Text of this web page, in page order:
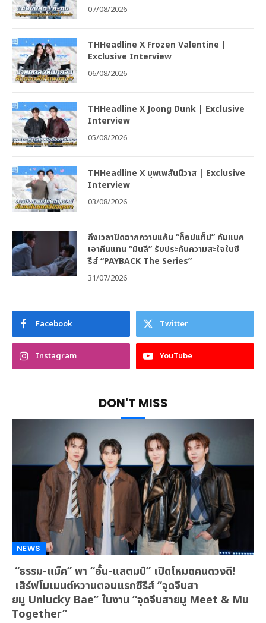
07/08/2026
THHeadline X Frozen Valentine |
Exclusive Interview
06/08/2026
THHeadline X Joong Dunk | Exclusive
Interview
05/08/2026
THHeadline X บุพเพสันนิวาส | Exclusive
Interview
03/08/2026
ถึงเวลาปิดฉากความแค้น “ท็อปแท็ป” คัมแบค
เอาคืนแทน “มินลี” รับประกันความสะใจในซี
รีส์ “PAYBACK The Series”
31/07/2026
Facebook Twitter
Instagram YouTube
DON'T MISS
NEWS
“ธรรม-แม็ค” พา “อั๋น-แสตมป์” เปิดโหมดคนดวงดี!
เสิร์ฟโมเมนต์หวานตอนแรกซีรีส์ “จุดจีบสา
ยมู Unlucky Bae” ในงาน “จุดจีบสายมู Meet & Mu
Together”